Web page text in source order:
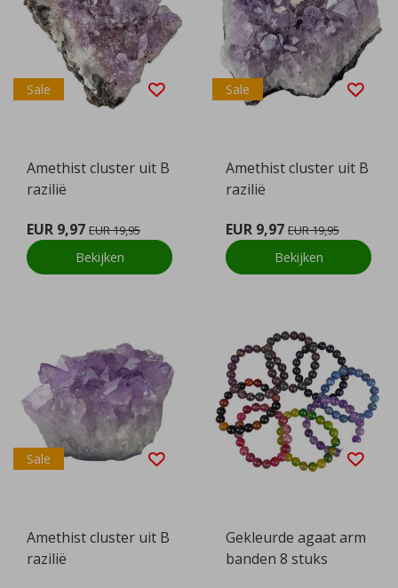
Sale
Amethist cluster uit B
razilië
EUR 9,97 EUR 19,95
Bekijken
Sale
Amethist cluster uit B
razilië
EUR 9,97 EUR 19,95
Bekijken
Sale
Amethist cluster uit B
razilië
Gekleurde agaat arm
banden 8 stuks